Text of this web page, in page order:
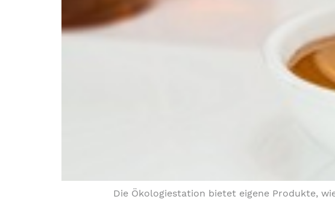
Die Ökologiestation bietet eigene Produkte,